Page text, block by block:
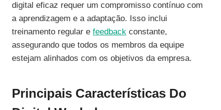
digital eficaz requer um compromisso contínuo com
a aprendizagem e a adaptação. Isso inclui
treinamento regular e feedback constante,
assegurando que todos os membros da equipe
estejam alinhados com os objetivos da empresa.
Principais Características Do